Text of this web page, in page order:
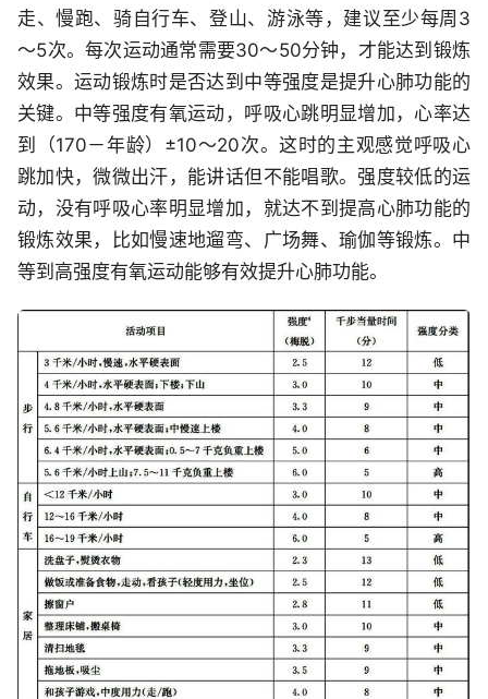
走、慢跑、骑自行车、登山、游泳等，建议至少每周3
～5次。每次运动通常需要30～50分钟，才能达到锻炼
效果。运动锻炼时是否达到中等强度是提升心肺功能的
关键。中等强度有氧运动，呼吸心跳明显增加，心率达
到（170－年龄）±10～20次。这时的主观感觉呼吸心
跳加快，微微出汗，能讲话但不能唱歌。强度较低的运
动，没有呼吸心率明显增加，就达不到提高心肺功能的
锻炼效果，比如慢速地遛弯、广场舞、瑜伽等锻炼。中
等到高强度有氧运动能够有效提升心肺功能。